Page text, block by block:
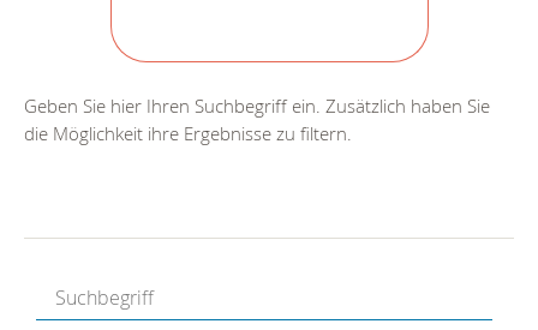
Geben Sie hier Ihren Suchbegriff ein. Zusätzlich haben Sie
die Möglichkeit ihre Ergebnisse zu filtern.